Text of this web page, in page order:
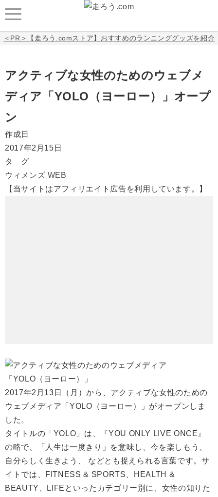
＜PR＞【走ろう.comストア】おすすめのランニンググッズを紹介
アクティブな女性のためのウェブメ
ディア「YOLO（ヨーロー）」オープ
ン
作成日
2017年2月15日
タ グ
ウィメンズ WEB
【当サイトはアフィリエイト広告を利用しています。】
2017年2月13日（月）から、アクティブな女性のための
ウェブメディア「YOLO（ヨーロー）」がオープンしま
した。
タイトルの「YOLO」は、『YOU ONLY LIVE ONCE』
の略で、「人生は一度きり」を意味し、今を楽しもう、
自分らしく生きよう、 などとも捉えられる言葉です。サ
イトでは、FITNESS & SPORTS、HEALTH &
BEAUTY、LIFEといったカテゴリー別に、女性の知りた